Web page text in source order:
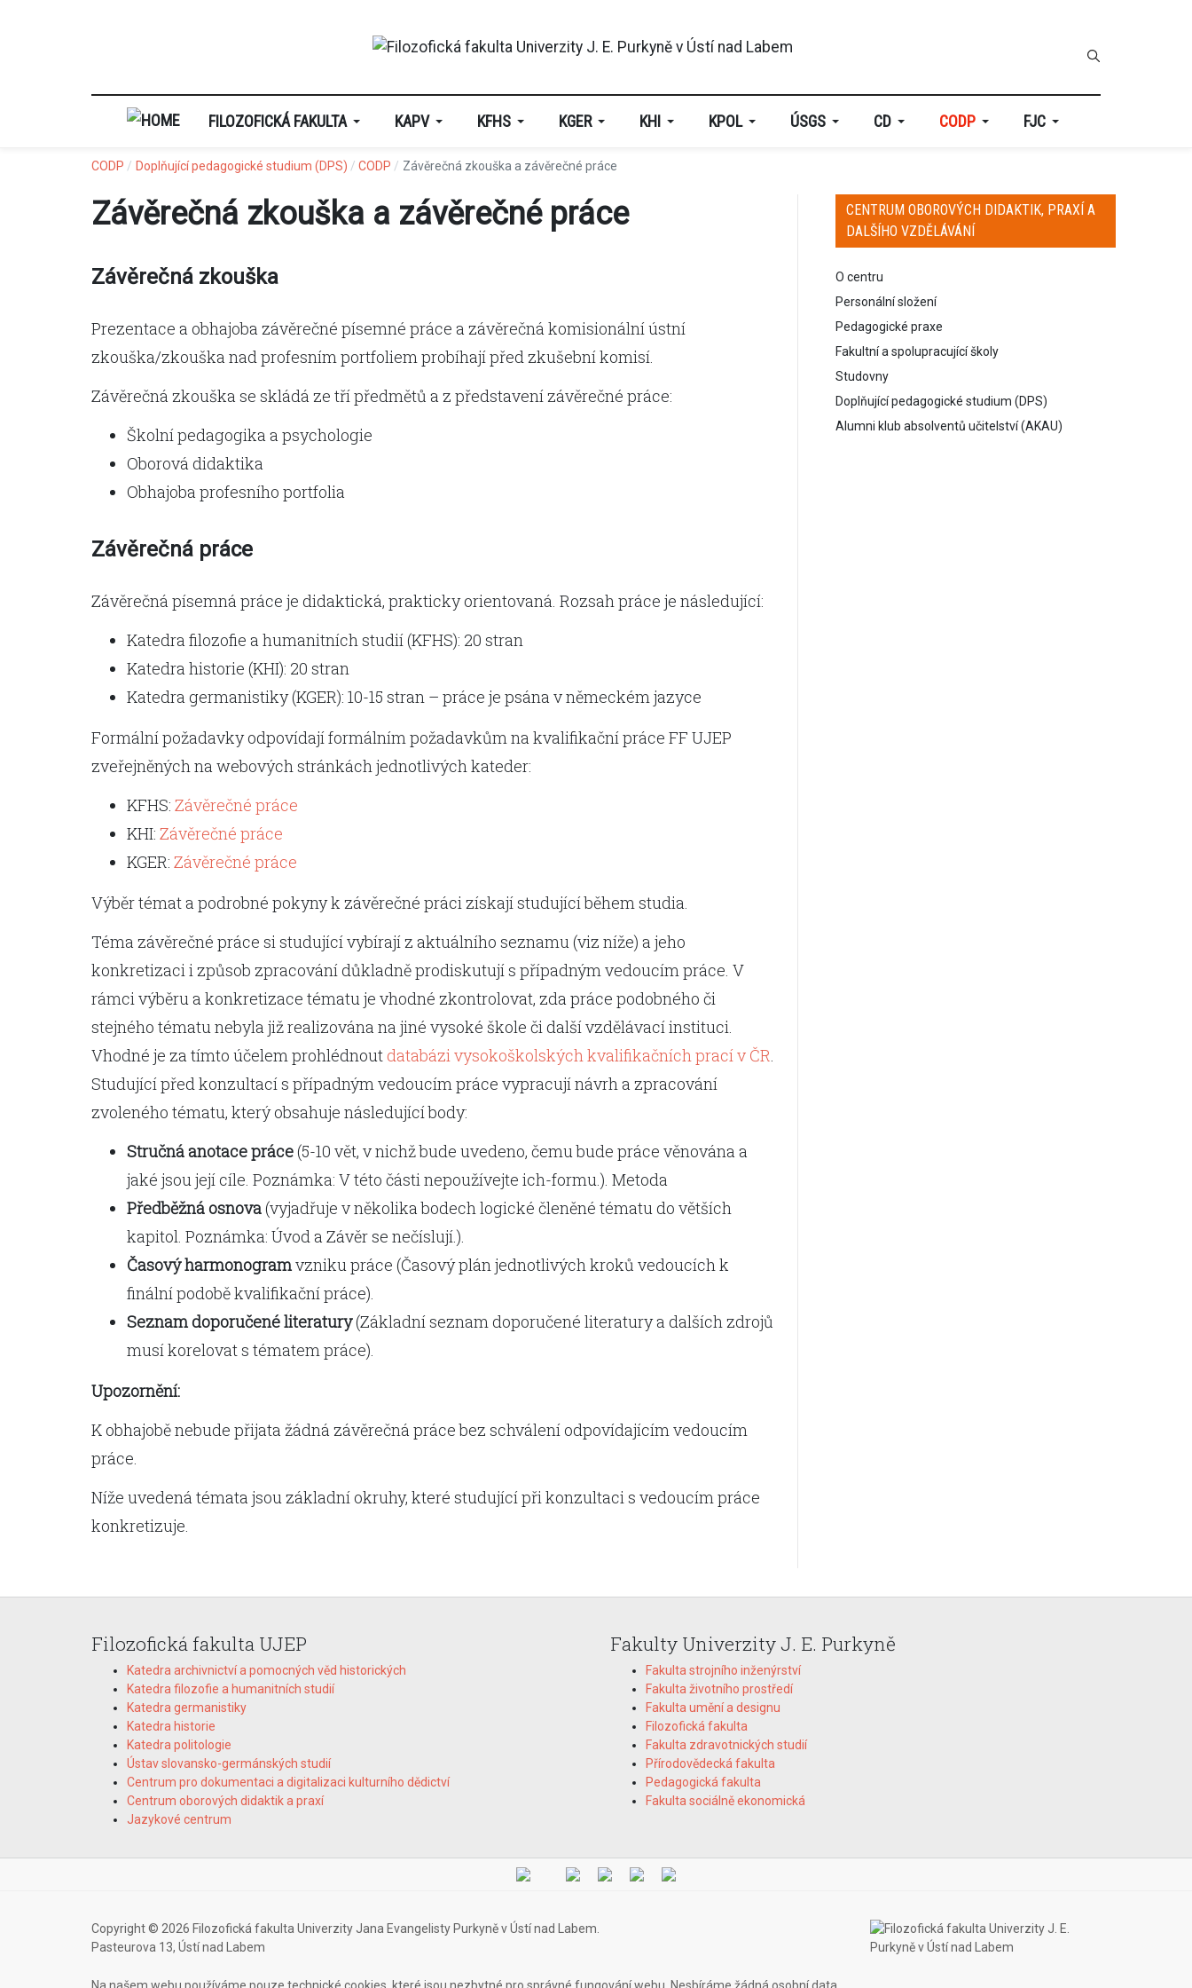
FILOZOFICKÁ FAKULTA KAPV KFHS KGER KHI KPOL ÚSGS CD CODP FJC
CODP Doplňující pedagogické studium (DPS) CODP Závěrečná zkouška a závěrečné práce
Závěrečná zkouška a závěrečné práce
Závěrečná zkouška
Prezentace a obhajoba závěrečné písemné práce a závěrečná komisionální ústní
zkouška/zkouška nad profesním portfoliem probíhají před zkušební komisí.
Závěrečná zkouška se skládá ze tří předmětů a z představení závěrečné práce:
Školní pedagogika a psychologie
Oborová didaktika
Obhajoba profesního portfolia
Závěrečná práce
Závěrečná písemná práce je didaktická, prakticky orientovaná. Rozsah práce je následující:
Katedra filozofie a humanitních studií (KFHS): 20 stran
Katedra historie (KHI): 20 stran
Katedra germanistiky (KGER): 10-15 stran – práce je psána v německém jazyce
Formální požadavky odpovídají formálním požadavkům na kvalifikační práce FF UJEP
zveřejněných na webových stránkách jednotlivých kateder:
KFHS: Závěrečné práce
KHI: Závěrečné práce
KGER: Závěrečné práce
Výběr témat a podrobné pokyny k závěrečné práci získají studující během studia.
Téma závěrečné práce si studující vybírají z aktuálního seznamu (viz níže) a jeho
konkretizaci i způsob zpracování důkladně prodiskutují s případným vedoucím práce. V
rámci výběru a konkretizace tématu je vhodné zkontrolovat, zda práce podobného či
stejného tématu nebyla již realizována na jiné vysoké škole či další vzdělávací instituci.
Vhodné je za tímto účelem prohlédnout databázi vysokoškolských kvalifikačních prací v ČR.
Studující před konzultací s případným vedoucím práce vypracují návrh a zpracování
zvoleného tématu, který obsahuje následující body:
Stručná anotace práce(5-10 vět, v nichž bude uvedeno, čemu bude práce věnována a
jaké jsou její cíle. Poznámka: V této části nepoužívejte ich-formu.). Metoda
Předběžná osnova(vyjadřuje v několika bodech logické členěné tématu do větších
kapitol. Poznámka: Úvod a Závěr se nečíslují.).
Časový harmonogramvzniku práce (Časový plán jednotlivých kroků vedoucích k
finální podobě kvalifikační práce).
Seznam doporučené literatury(Základní seznam doporučené literatury a dalších zdrojů
musí korelovat s tématem práce).
Upozornění:
K obhajobě nebude přijata žádná závěrečná práce bez schválení odpovídajícím vedoucím
práce.
Níže uvedená témata jsou základní okruhy, které studující při konzultaci s vedoucím práce
konkretizuje.
CENTRUM OBOROVÝCH DIDAKTIK, PRAXÍ A
DALŠÍHO VZDĚLÁVÁNÍ
O centru
Personální složení
Pedagogické praxe
Fakultní a spolupracující školy
Studovny
Doplňující pedagogické studium (DPS)
Alumni klub absolventů učitelství (AKAU)
Filozofická fakulta UJEP
Katedra archivnictví a pomocných věd historických
Katedra filozofie a humanitních studií
Katedra germanistiky
Katedra historie
Katedra politologie
Ústav slovansko-germánských studií
Centrum pro dokumentaci a digitalizaci kulturního dědictví
Centrum oborových didaktik a praxí
Jazykové centrum
Fakulty Univerzity J. E. Purkyně
Fakulta strojního inženýrství
Fakulta životního prostředí
Fakulta umění a designu
Filozofická fakulta
Fakulta zdravotnických studií
Přírodovědecká fakulta
Pedagogická fakulta
Fakulta sociálně ekonomická
Copyright © 2026 Filozofická fakulta Univerzity Jana Evangelisty Purkyně v Ústí nad Labem.
Pasteurova 13, Ústí nad Labem